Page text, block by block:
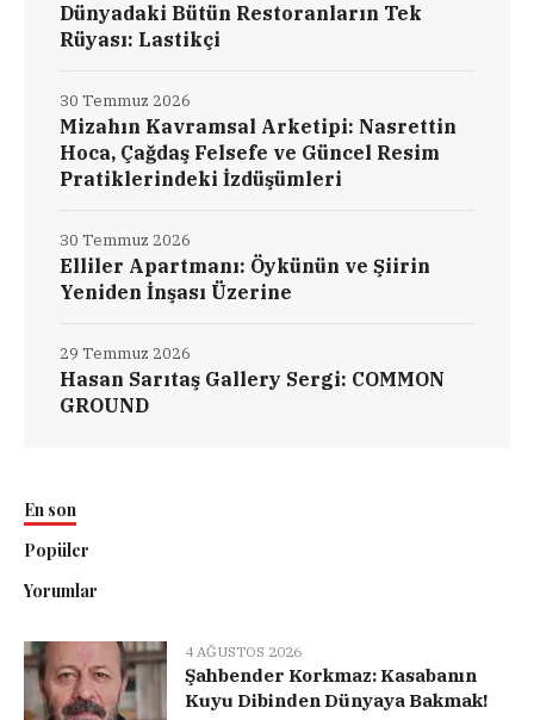
Dünyadaki Bütün Restoranların Tek
Rüyası: Lastikçi
Mizahın Kavramsal Arketipi: Nasrettin
Hoca, Çağdaş Felsefe ve Güncel Resim
Pratiklerindeki İzdüşümleri
30 Temmuz 2026
Elliler Apartmanı: Öykünün ve Şiirin
Yeniden İnşası Üzerine
30 Temmuz 2026
Hasan Sarıtaş Gallery Sergi: COMMON
GROUND
29 Temmuz 2026
En son
Popüler
Yorumlar
4 AĞUSTOS 2026
Şahbender Korkmaz: Kasabanın
Kuyu Dibinden Dünyaya Bakmak!